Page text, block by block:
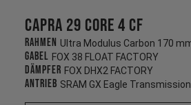
Capra 29 CORE 4 CF
Rahmen
Gabel FOX 38 FLOAT FACTORY
Dämpfer FOX DHX2 FACTORY
Antrieb SRAM GX Eagle Transmission